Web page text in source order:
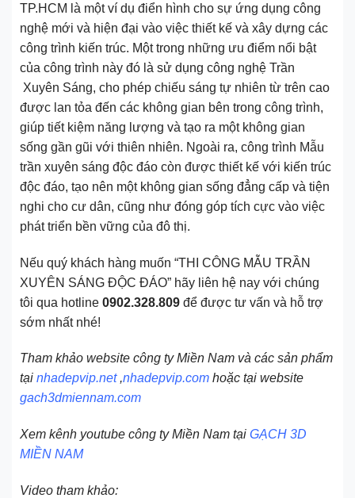
TP.HCM là một ví dụ điển hình cho sự ứng dụng công
nghệ mới và hiện đại vào việc thiết kế và xây dựng các
công trình kiến trúc. Một trong những ưu điểm nổi bật
của công trình này đó là sử dụng công nghệ Trần
Xuyên Sáng, cho phép chiếu sáng tự nhiên từ trên cao
được lan tỏa đến các không gian bên trong công trình,
giúp tiết kiệm năng lượng và tạo ra một không gian
sống gần gũi với thiên nhiên. Ngoài ra, công trình Mẫu
trần xuyên sáng độc đáo còn được thiết kế với kiến trúc
độc đáo, tạo nên một không gian sống đẳng cấp và tiện
nghi cho cư dân, cũng như đóng góp tích cực vào việc
phát triển bền vững của đô thị.
Nếu quý khách hàng muốn “THI CÔNG MẪU TRẦN
XUYÊN SÁNG ĐỘC ĐÁO” hãy liên hệ nay với chúng
tôi qua hotline 0902.328.809 để được tư vấn và hỗ trợ
sớm nhất nhé!
Tham khảo website công ty Miền Nam và các sản phẩm
tại nhadepvip.net ,nhadepvip.com hoặc tại website
gach3dmiennam.com
Xem kênh youtube công ty Miền Nam tại GẠCH 3D
MIỀN NAM
Video tham khảo: